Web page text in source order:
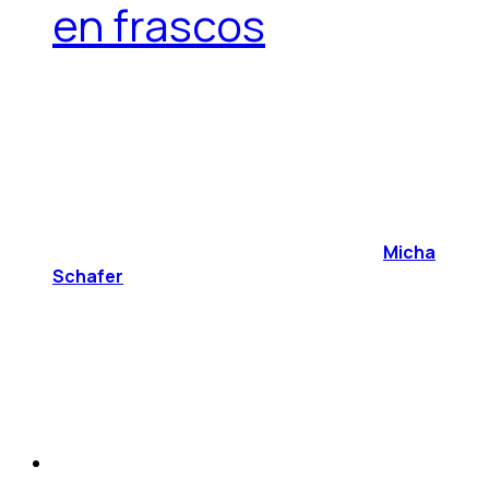
en frascos
Micha
Schafer